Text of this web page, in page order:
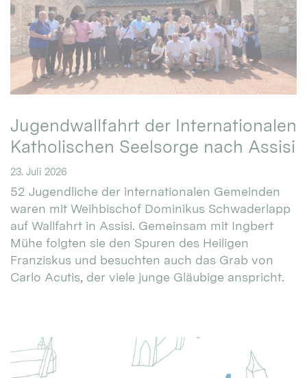
Jugendwallfahrt der Internationalen
Katholischen Seelsorge nach Assisi
23. Juli 2026
52 Jugendliche der internationalen Gemeinden
waren mit Weihbischof Dominikus Schwaderlapp
auf Wallfahrt in Assisi. Gemeinsam mit Ingbert
Mühe folgten sie den Spuren des Heiligen
Franziskus und besuchten auch das Grab von
Carlo Acutis, der viele junge Gläubige anspricht.